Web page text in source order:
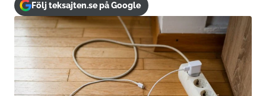
Följ teksajten.se på Google